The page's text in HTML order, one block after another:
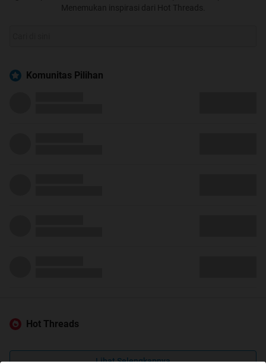
Menemukan inspirasi dari Hot Threads.
Komunitas Pilihan
Hot Threads
Lihat Selengkapnya